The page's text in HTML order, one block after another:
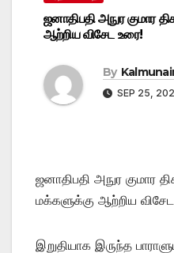
ஜனாதிபதி அநுர குமார
ஆற்றிய விசேட உரை!
By
SEP 25,
ஜனாதிபதி அநுர குமார
மக்களுக்கு ஆற்றிய
இறுதியாக இருந்த